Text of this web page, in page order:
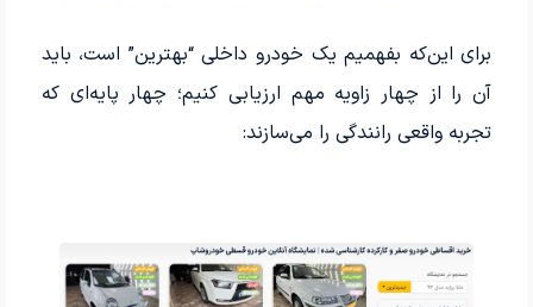
برای این‌که بفهمیم یک خودرو داخلی “بهترین” است، باید
آن را از چهار زاویه مهم ارزیابی کنیم؛ چهار پایه‌ای که
تجربه واقعی رانندگی را می‌سازند: